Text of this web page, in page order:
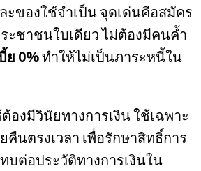
ะของใช้จำเป็น จุดเด่นคือสมัคร
ะชาชนใบเดียว ไม่ต้องมีคนค้ำ
ย 0%ทำให้ไม่เป็นภาระหนี้ใน
องมีวินัยทางการเงิน ใช้เฉพาะ
คืนตรงเวลา เพื่อรักษาสิทธิ์การ
บต่อประวัติทางการเงินใน